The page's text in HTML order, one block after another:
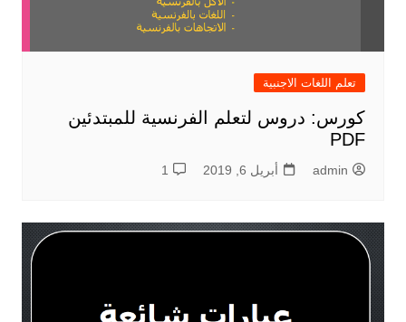
تعلم اللغات الاجنبية
كورس: دروس لتعلم الفرنسية للمبتدئين
PDF
admin أبريل 6, 2019 1